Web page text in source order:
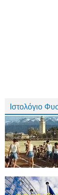
Ιστολόγιο